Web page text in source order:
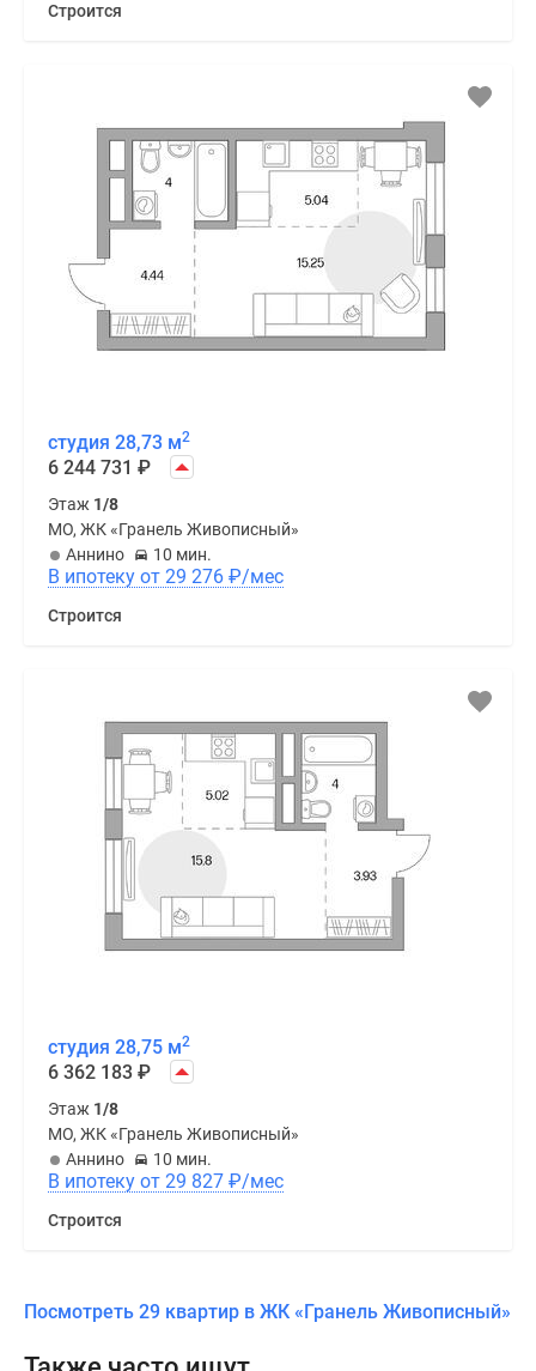
Строится
студия 28,73 м2
6 244 731 ₽
Этаж 1/8
МО, ЖК «Гранель Живописный»
Аннино
10 мин.
В ипотеку от 29 276 ₽/мес
Строится
студия 28,75 м2
6 362 183 ₽
Этаж 1/8
МО, ЖК «Гранель Живописный»
Аннино
10 мин.
В ипотеку от 29 827 ₽/мес
Строится
Посмотреть 29 квартир в ЖК «Гранель Живописный»